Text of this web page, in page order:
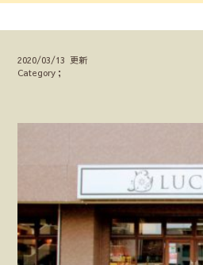
2020/03/13 更新
Category；